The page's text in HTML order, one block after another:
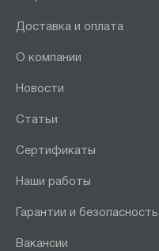
Доставка и оплата
О компании
Новости
Статьи
Сертификаты
Наши работы
Гарантии и безопасность
Вакансии